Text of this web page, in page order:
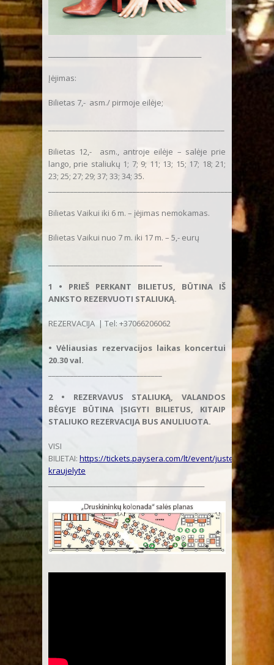
Įėjimas:
Bilietas 7,- asm./ pirmoje eilėje;
Bilietas 12,- asm., antroje eilėje – salėje prie
lango, prie staliukų 1; 7; 9; 11; 13; 15; 17; 18; 21;
23; 25; 27; 29; 37; 33; 34; 35.
Bilietas Vaikui iki 6 m. – įėjimas nemokamas.
Bilietas Vaikui nuo 7 m. iki 17 m. – 5,- eurų
1 • PRIEŠ PERKANT BILIETUS, BŪTINA IŠ
ANKSTO REZERVUOTI STALIUKĄ.
REZERVACIJA | Tel: +37066206062
• Vėliausias rezervacijos laikas koncertui
20.30 val.
2 • REZERVAVUS STALIUKĄ, VALANDOS
BĖGYJE BŪTINA ĮSIGYTI BILIETUS, KITAIP
STALIUKO REZERVACIJA BUS ANULIUOTA.
VISI
BILIETAI: https://tickets.paysera.com/lt/event/juste-
kraujelyte